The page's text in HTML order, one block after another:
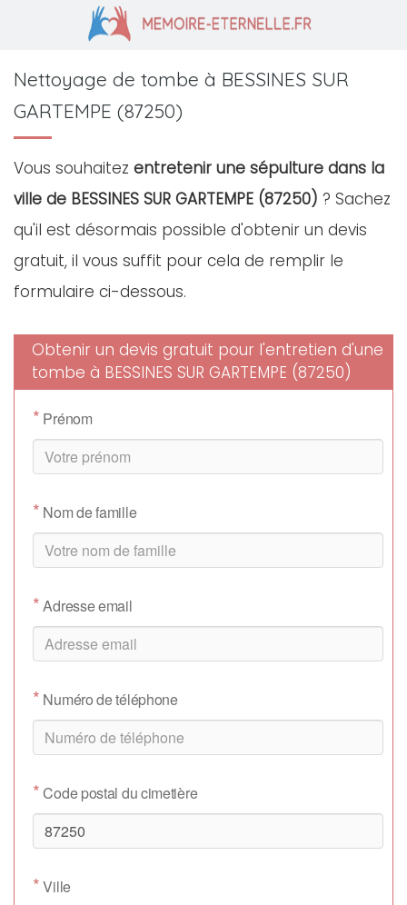
Nettoyage de tombe à BESSINES SUR
GARTEMPE (87250)
Vous souhaitez entretenir une sépulture dans la
ville de BESSINES SUR GARTEMPE (87250) ? Sachez
qu'il est désormais possible d'obtenir un devis
gratuit, il vous suffit pour cela de remplir le
formulaire ci-dessous.
Obtenir un devis gratuit pour l'entretien d'une
tombe à BESSINES SUR GARTEMPE (87250)
* Prénom
* Nom de famille
*Adresse email
* Numéro de téléphone
*Code postal du cimetière
*Ville